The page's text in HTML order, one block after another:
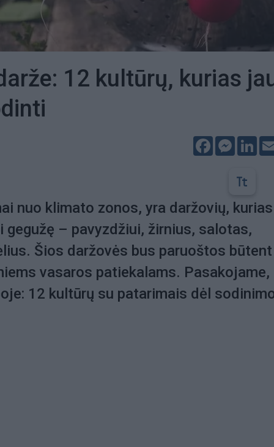
12 kultūrų, kurias
Facebook
nuo klimato zonos, yra daržovių, kurias
gegužę – pavyzdžiui, žirnius, salotas,
Šios daržovės bus paruoštos būtent
vasaros patiekalams. Pasakojame,
12 kultūrų su patarimais dėl